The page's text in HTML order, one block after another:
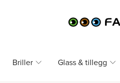
Briller Glass & tillegg